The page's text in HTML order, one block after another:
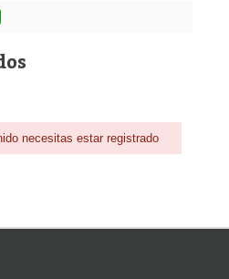
necesitas estar registrado